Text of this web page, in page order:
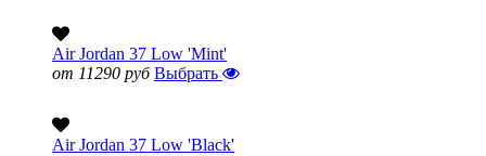
Air Jordan 37 Low 'Mint'
от 11290 руб Выбрать
Air Jordan 37 Low 'Black'